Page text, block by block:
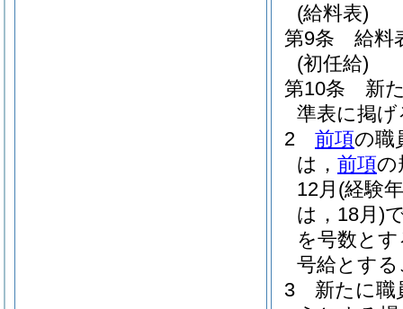
(給料表)
第9条
給料
(初任給)
第10条
新
準表に掲
2
前項の職
は， 前項の
12月 (経験
は，18月)
を号数と
号給とす
3
新たに職